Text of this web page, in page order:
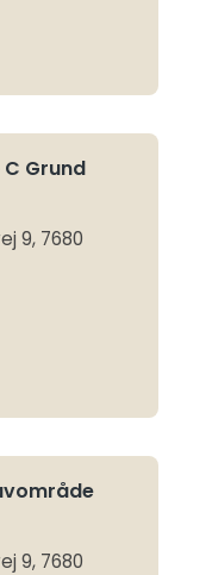
Grund
9, 7680
9, 7680